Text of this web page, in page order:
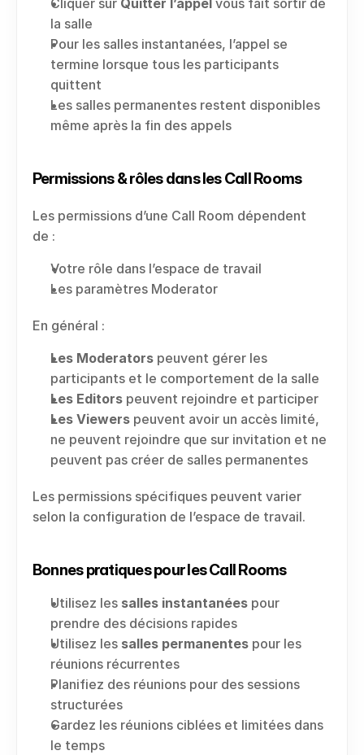
Cliquer sur Quitter l’appel vous fait sortir de
la salle
Pour les salles instantanées, l’appel se
termine lorsque tous les participants
quittent
Les salles permanentes restent disponibles
même après la fin des appels
Permissions & rôles dans les Call Rooms
Les permissions d’une Call Room dépendent
de :
Votre rôle dans l’espace de travail
Les paramètres Moderator
En général :
Les Moderators peuvent gérer les
participants et le comportement de la salle
Les Editors peuvent rejoindre et participer
Les Viewers peuvent avoir un accès limité,
ne peuvent rejoindre que sur invitation et ne
peuvent pas créer de salles permanentes
Les permissions spécifiques peuvent varier
selon la configuration de l’espace de travail.
Bonnes pratiques pour les Call Rooms
Utilisez les salles instantanées pour
prendre des décisions rapides
Utilisez les salles permanentes pour les
réunions récurrentes
Planifiez des réunions pour des sessions
structurées
Gardez les réunions ciblées et limitées dans
le temps